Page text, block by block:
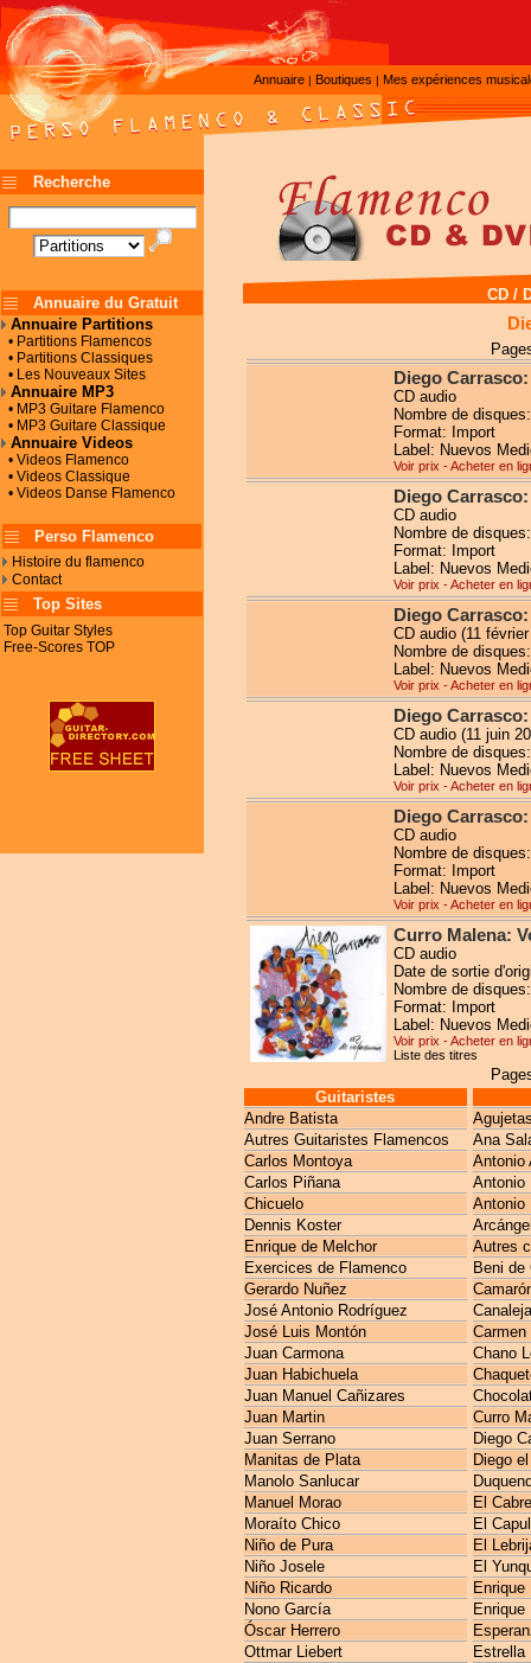
Annuaire | Boutiques | Mes expériences
Recherche
Annuaire du Gratuit
Annuaire Partitions
• Partitions Flamencos
• Partitions Classiques
• Les Nouveaux Sites
Annuaire MP3
• MP3 Guitare Flamenco
• MP3 Guitare Classique
Annuaire Videos
• Videos Flamenco
• Videos Classique
• Videos Danse Flamenco
Perso Flamenco
Histoire du flamenco
Contact
Top Sites
Top Guitar Styles
Free-Scores TOP
CD /
Diego
CD audio
Nombre de
Format: Import
Label: Nuevos
Voir prix - Acheter en
Diego
CD audio
Nombre de
Format: Import
Label: Nuevos
Voir prix - Acheter en
Diego
CD audio (11
Nombre de
Label: Nuevos
Voir prix - Acheter en
Diego
CD audio (11 juin
Nombre de
Label: Nuevos
Voir prix - Acheter en
Diego
CD audio
Nombre de
Format: Import
Label: Nuevos
Voir prix - Acheter en
Curro Malena:
CD audio
Date de sortie
Nombre de
Format: Import
Label: Nuevos
Voir prix - Acheter en
Liste des titres
Guitaristes
Andre Batista
Autres Guitaristes Flamencos
Carlos Montoya
Carlos Piñana
Chicuelo
Dennis Koster
Enrique de Melchor
Exercices de Flamenco
Gerardo Nuñez
José Antonio Rodríguez
José Luis Montón
Juan Carmona
Juan Habichuela
Juan Manuel Cañizares
Juan Martin
Juan Serrano
Manitas de Plata
Manolo Sanlucar
Manuel Morao
Moraíto Chico
Niño de Pura
Niño Josele
Niño Ricardo
Nono García
Óscar Herrero
Ottmar Liebert
Ana
Antonio
Antonio
Antonio
Autres
Beni de
Carmen
Chano
Curro
Diego
Diego
El
El
El
El
Enrique
Estrella